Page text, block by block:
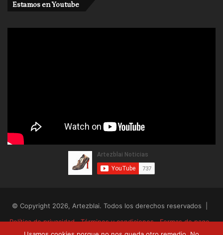
Estamos en Youtube
© Copyright 2026, Artezblai. Todos los derechos reservados |
Política de privacidad
Términos y condiciones
Formas de pago